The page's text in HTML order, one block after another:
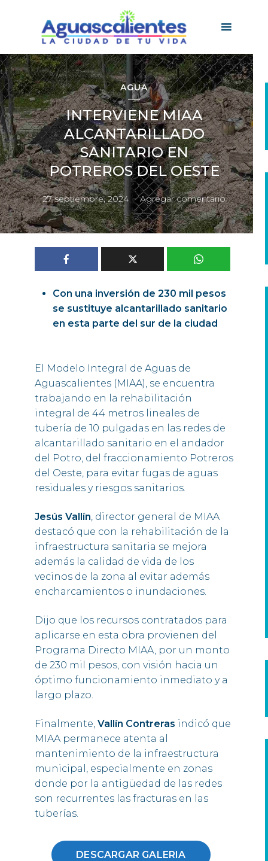
AGUA
INTERVIENE MIAA
ALCANTARILLADO
SANITARIO EN
POTREROS DEL OESTE
27 septiembre, 2024 Agregar comentario
Con una inversión de 230 mil pesos
se sustituye alcantarillado sanitario
en esta parte del sur de la ciudad
El Modelo Integral de Aguas de
Aguascalientes (MIAA), se encuentra
trabajando en la rehabilitación
integral de 44 metros lineales de
tubería de 10 pulgadas en las redes de
alcantarillado sanitario en el andador
del Potro, del fraccionamiento Potreros
del Oeste, para evitar fugas de aguas
residuales y riesgos sanitarios.
Jesús Vallín, director general de MIAA
destacó que con la rehabilitación de la
infraestructura sanitaria se mejora
además la calidad de vida de los
vecinos de la zona al evitar además
encharcamientos o inundaciones.
Dijo que los recursos contratados para
aplicarse en esta obra provienen del
Programa Directo MIAA, por un monto
de 230 mil pesos, con visión hacia un
óptimo funcionamiento inmediato y a
largo plazo.
Finalmente, Vallín Contreras indicó que
MIAA permanece atenta al
mantenimiento de la infraestructura
municipal, especialmente en zonas
donde por la antigüedad de las redes
son recurrentes las fracturas en las
tuberías.
DESCARGAR GALERIA